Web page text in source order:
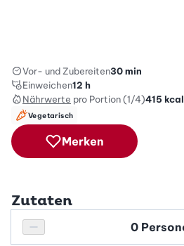
Vor- und Zubereiten30 min
Einweichen12 h
Nährwerte pro Portion (1/4)415 kcal
Vegetarisch
Merken
Zutaten
Personenanzahl verringern
Personenanzahl